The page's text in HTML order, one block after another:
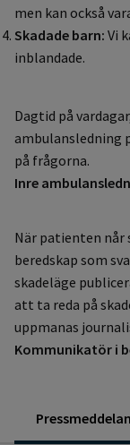
men kan också
Skadade barn: Vi
inblandade.
Dagtid på
ambulansledning
på frågorna.
Inre
När patienten når
beredskap som
skadeläge
att ta reda på
uppmanas
Kommunikatör i